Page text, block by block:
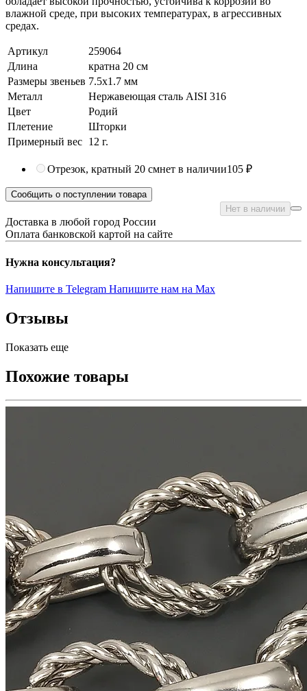
влажной среде, при высоких температурах, в агрессивных
средах.
Артикул
259064
Длина
кратна 20 см
Размеры звеньев 7.5x1.7 мм
Металл
Нержавеющая сталь AISI 316
Цвет
Родий
Плетение
Шторки
Примерный вес 12 г.
Отрезок, кратный 20 смнет в наличии105 ₽
Сообщить о поступлении товара
Нет в наличии
Доставка в любой город России
Оплата банковской картой на сайте
Нужна консультация?
Напишите в Telegram Напишите нам на Max
Отзывы
Показать еще
Похожие товары